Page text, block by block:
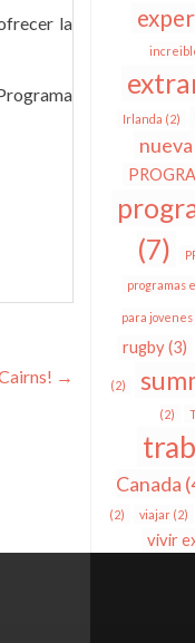
la
→
Irlanda (2)
nueva
(7)
programas
para jovenes
rugby(3)
(2)
(2)
Canada
(2)
viajar(2)
vivir